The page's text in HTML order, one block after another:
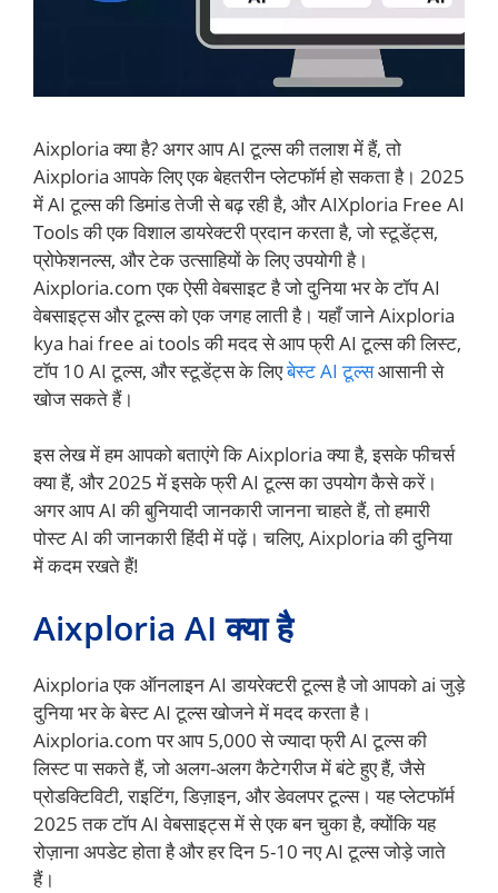
Aixploria क्या है? अगर आप AI टूल्स की तलाश में हैं, तो
Aixploria आपके लिए एक बेहतरीन प्लेटफॉर्म हो सकता है। 2025
में AI टूल्स की डिमांड तेजी से बढ़ रही है, और AIXploria Free AI
Tools की एक विशाल डायरेक्टरी प्रदान करता है, जो स्टूडेंट्स,
प्रोफेशनल्स, और टेक उत्साहियों के लिए उपयोगी है।
Aixploria.com एक ऐसी वेबसाइट है जो दुनिया भर के टॉप AI
वेबसाइट्स और टूल्स को एक जगह लाती है। यहाँ जाने Aixploria
kya hai free ai tools की मदद से आप फ्री AI टूल्स की लिस्ट,
टॉप 10 AI टूल्स, और स्टूडेंट्स के लिएबेस्ट AI टूल्सआसानी से
खोज सकते हैं।
इस लेख में हम आपको बताएंगे कि Aixploria क्या है, इसके फीचर्स
क्या हैं, और 2025 में इसके फ्री AI टूल्स का उपयोग कैसे करें।
अगर आप AI की बुनियादी जानकारी जानना चाहते हैं, तो हमारी
पोस्ट AI की जानकारी हिंदी में पढ़ें। चलिए, Aixploria की दुनिया
में कदम रखते हैं!
Aixploria AI क्या है
Aixploria एक ऑनलाइन AI डायरेक्टरी टूल्स है जो आपको ai जुड़े
दुनिया भर के बेस्ट AI टूल्स खोजने में मदद करता है।
Aixploria.com पर आप 5,000 से ज्यादा फ्री AI टूल्स की
लिस्ट पा सकते हैं, जो अलग-अलग कैटेगरीज में बंटे हुए हैं, जैसे
प्रोडक्टिविटी, राइटिंग, डिज़ाइन, और डेवलपर टूल्स। यह प्लेटफॉर्म
2025 तक टॉप AI वेबसाइट्स में से एक बन चुका है, क्योंकि यह
रोज़ाना अपडेट होता है और हर दिन 5-10 नए AI टूल्स जोड़े जाते
हैं।